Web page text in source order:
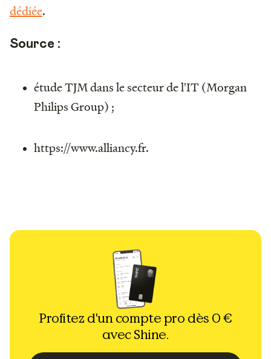
dédiée.
Source :
étude TJM dans le secteur de l'IT (Morgan
Philips Group) ;
https://www.alliancy.fr.
Profitez d'un compte pro dès 0 €
avec Shine.